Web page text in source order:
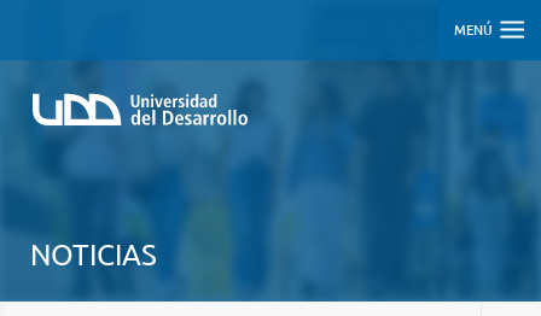
MENÚ
NOTICIAS